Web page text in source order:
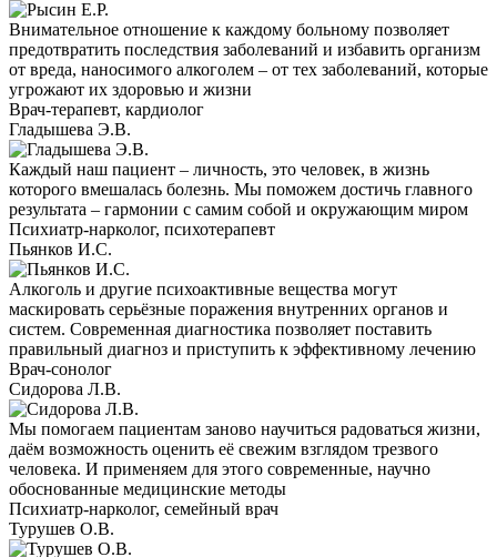
Внимательное отношение к каждому больному позволяет
предотвратить последствия заболеваний и избавить организм
от вреда, наносимого алкоголем – от тех заболеваний, которые
угрожают их здоровью и жизни
Врач-терапевт, кардиолог
Гладышева Э.В.
Каждый наш пациент – личность, это человек, в жизнь
которого вмешалась болезнь. Мы поможем достичь главного
результата – гармонии с самим собой и окружающим миром
Психиатр-нарколог, психотерапевт
Пьянков И.С.
Алкоголь и другие психоактивные вещества могут
маскировать серьёзные поражения внутренних органов и
систем. Современная диагностика позволяет поставить
правильный диагноз и приступить к эффективному лечению
Врач-сонолог
Сидорова Л.В.
Мы помогаем пациентам заново научиться радоваться жизни,
даём возможность оценить её свежим взглядом трезвого
человека. И применяем для этого современные, научно
обоснованные медицинские методы
Психиатр-нарколог, семейный врач
Турушев О.В.